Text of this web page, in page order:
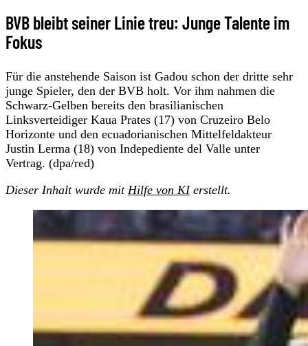
BVB bleibt seiner Linie treu: Junge Talente im
Fokus
Für die anstehende Saison ist Gadou schon der dritte sehr
junge Spieler, den der BVB holt. Vor ihm nahmen die
Schwarz-Gelben bereits den brasilianischen
Linksverteidiger Kaua Prates (17) von Cruzeiro Belo
Horizonte und den ecuadorianischen Mittelfeldakteur
Justin Lerma (18) von Indepediente del Valle unter
Vertrag. (dpa/red)
Dieser Inhalt wurde mit Hilfe von KIerstellt.